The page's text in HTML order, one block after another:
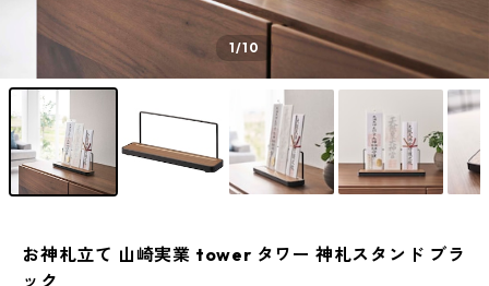
1/10
お神札立て 山崎実業 tower タワー 神札スタンド ブラ
ック